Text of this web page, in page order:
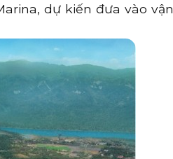
dự kiến đưa vào vận